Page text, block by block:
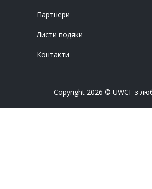
Партнери
Листи подяки
Контакти
Copyright 2026 © UWCF з